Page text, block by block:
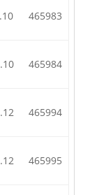
465983
465984
465994
465995